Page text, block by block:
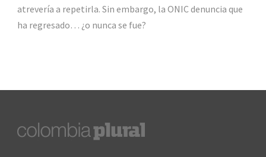
atrevería a repetirla. Sin embargo, la ONIC denuncia que
ha regresado… ¿o nunca se fue?